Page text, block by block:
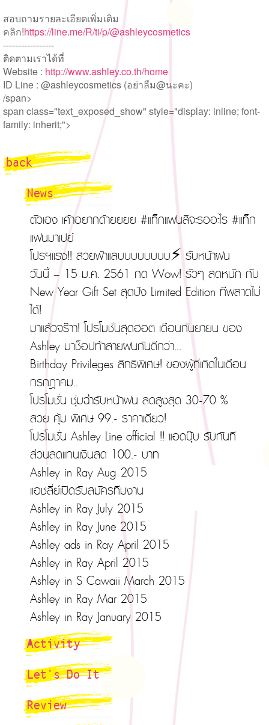
สอบถามรายละเอียดเพิ่มเติม
คลิก!https://line.me/R/ti/p/@ashleycosmetics
-----------------
ติดตามเราได้ที่
Website : http://www.ashley.co.th/home
ID Line : @ashleycosmetics (อย่าลืม@นะคะ)
/span>
span class="text_exposed_show" style="display: inline; font-
family: inherit;">
back
News
ตัวเอง เค้าอยากด้ายยยย #แท็กแฟนสิจะรออะไร #แท็ก
แฟนมาเปย์
โปรฯเเรง!! สวยฟ้าแลบบบบบบบบ⚡ รับหน้าฝน
วันนี้ – 15 ม.ค. 2561 กด Wow! รัวๆ ลดหนัก กับ
New Year Gift Set สุดปัง Limited Edition ที่พลาดไม่
ได้!
มาแล้วจร๊าา! โปรโมชั่นสุดฮอต เดือนกันยายน ของ
Ashley มาช็อปท้าสายฝนกันดีกว่า...
Birthday Privileges สิทธิพิเศษ! ของผู้ที่เกิดในเดือน
กรกฎาคม..
โปรโมชั่น ชุ่มฉ่ำรับหน้าฝน ลดสูงสุด 30-70 %
สวย คุ้ม พิเศษ 99.- ราคาเดียว!
โปรโมชั่น Ashley Line official !! แอดปุ๊บ รับทันที
ส่วนลดแทนเงินสด 100.- บาท
Ashley in Ray Aug 2015
แอชลี่ย์เปิดรับสมัครทีมงาน
Ashley in Ray July 2015
Ashley in Ray June 2015
Ashley ads in Ray April 2015
Ashley in Ray April 2015
Ashley in S Cawaii March 2015
Ashley in Ray Mar 2015
Ashley in Ray January 2015
Activity
Let's Do It
Review